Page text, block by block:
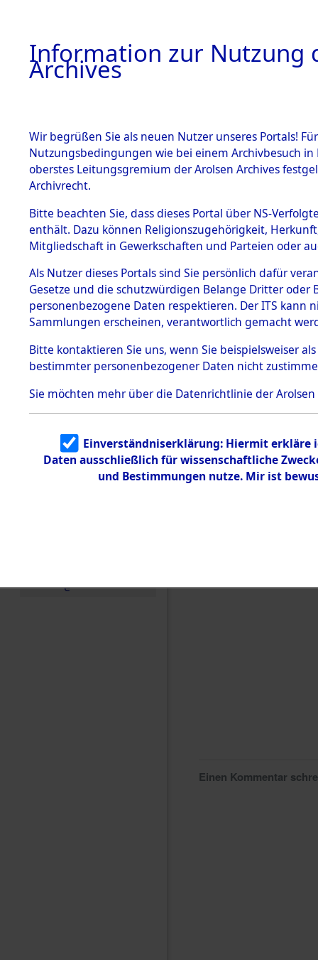
BESTÄNDE
1.
mente
5. Verschiedenes
5.3
Todesmärsche
5.3.1 Alliierte
Erhebungen
zu
Todesmärsch
en
5.3.2
Identifizierun
g
5.3.3
Todesmärsch
e
und
0108
Einen Kommentar
Information zur Nutzung
Archives
Wir begrüßen Sie als neuen Nutzer unseres Portals!
Nutzungsbedingungen wie bei einem Archivbesuch
oberstes Leitungsgremium der Arolsen Archives
Archivrecht.
Bitte beachten Sie, dass dieses Portal über NS-
enthält. Dazu können Religionszugehörigkeit,
Mitgliedschaft in Gewerkschaften und Parteien oder
Als Nutzer dieses Portals sind Sie persönlich dafür
Gesetze und die schutzwürdigen Belange Dritter
personenbezogene Daten respektieren. Der ITS
Sammlungen erscheinen, verantwortlich gemacht
Bitte kontaktieren Sie uns, wenn Sie beispielsweiser
bestimmter personenbezogener Daten nicht
Sie möchten mehr über die Datenrichtlinie der Arolsen
Einverständniserklärung: Hiermit erkläre
Daten ausschließlich für wissenschaftliche
und Bestimmungen nutze. Mir ist